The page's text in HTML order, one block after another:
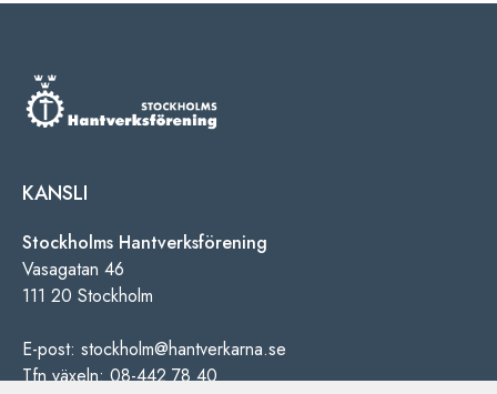
KANSLI
Stockholms Hantverksförening
Vasagatan 46
111 20 Stockholm
E-post: stockholm@hantverkarna.se
Tfn växeln: 08-442 78 40